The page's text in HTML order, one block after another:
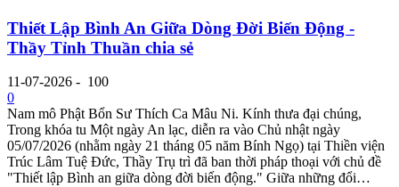
Thiết Lập Bình An Giữa Dòng Đời Biến Động -
Thầy Tỉnh Thuần chia sẻ
11-07-2026 - 100
0
Nam mô Phật Bổn Sư Thích Ca Mâu Ni. Kính thưa đại chúng,
Trong khóa tu Một ngày An lạc, diễn ra vào Chủ nhật ngày
05/07/2026 (nhằm ngày 21 tháng 05 năm Bính Ngọ) tại Thiền viện
Trúc Lâm Tuệ Đức, Thầy Trụ trì đã ban thời pháp thoại với chủ đề
"Thiết lập Bình an giữa dòng đời biến động." Giữa những đổi…